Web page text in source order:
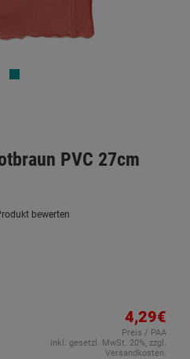
PVC 27cm
bewerten
4,29€
Preis / PAA
inkl. gesetzl. MwSt. 20%, zzgl.
Versandkosten.